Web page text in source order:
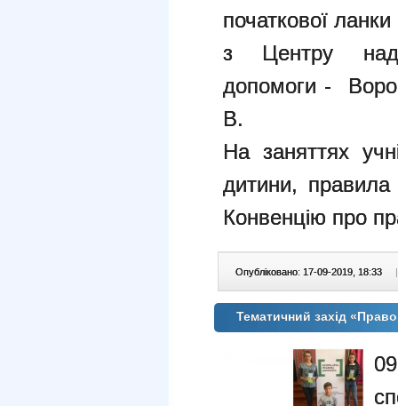
початкової
з Центру
допомоги -
В.
На заняттях
дитини, правила
Конвенцію про
Опубліковано: 17-09-2019, 18:33 |
Тематичний захід